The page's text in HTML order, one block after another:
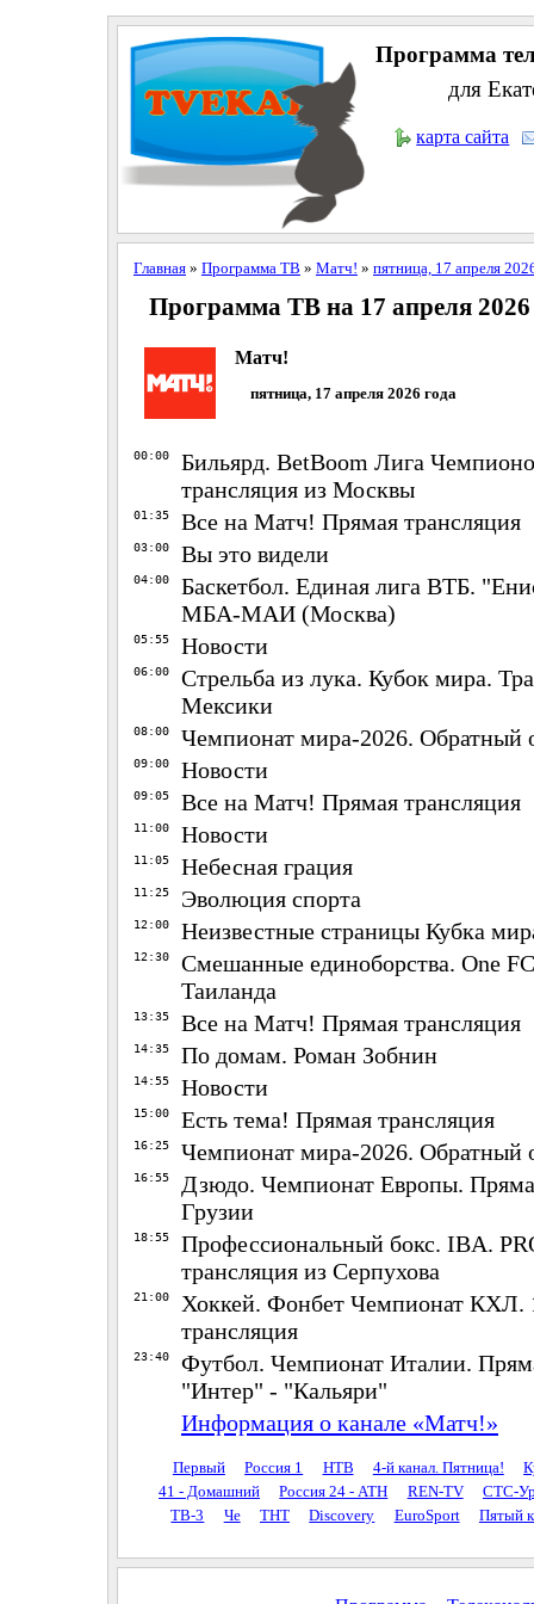
Программа
для
карта сайта
Главная» Программа ТВ » Матч! » пятница, 17 апреля
Программа ТВ на 17 апреля 2026
Матч!
пятница, 17 апреля 2026 года
00:00
Бильярд. BetBoom Лига
трансляция из Москвы
01:35 Все на Матч! Прямая трансляция
03:00 Вы это видели
04:00
Баскетбол. Единая лига ВТБ.
МБА-МАИ (Москва)
05:55 Новости
06:00
Стрельба из лука. Кубок мира.
Мексики
08:00 Чемпионат мира-2026. Обратный
09:00 Новости
09:05 Все на Матч! Прямая трансляция
11:00 Новости
11:05 Небесная грация
11:25 Эволюция спорта
12:00 Неизвестные страницы Кубка
12:30
Смешанные единоборства. One
Таиланда
13:35 Все на Матч! Прямая трансляция
14:35 По домам. Роман Зобнин
14:55 Новости
15:00 Есть тема! Прямая трансляция
16:25 Чемпионат мира-2026. Обратный
16:55
Дзюдо. Чемпионат Европы.
Грузии
18:55
Профессиональный бокс. IBA.
трансляция из Серпухова
21:00
Хоккей. Фонбет Чемпионат КХЛ.
трансляция
23:40
Футбол. Чемпионат Италии.
"Интер" - "Кальяри"
Информация о канале «Матч!»
Первый Россия 1 НТВ 4-й канал. Пятница!
41 - Домашний
Россия 24 - АТН REN-TV
СТС-
ТВ-3
Че ТНТ Discovery EuroSport Пятый